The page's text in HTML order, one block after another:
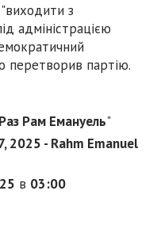
з
адміністрацією
перетворив партію.
Рам Емануель"
2025 - Rahm Emanuel
в 03:00